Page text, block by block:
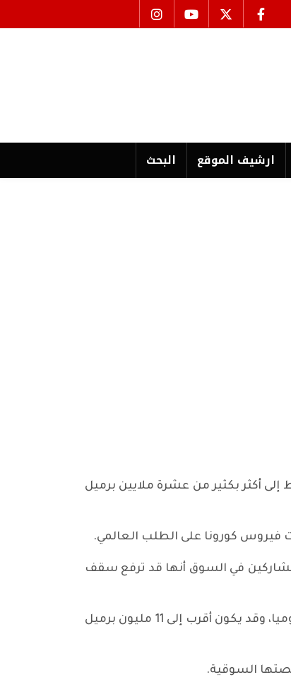
ارشیف الموقع البحث
إلى أكثر بكثير من عشرة ملايين برميل
فيروس كورونا على الطلب العالمي.
في السوق أنها قد ترفع سقف
من جهتها، ذكرت مصادر لرويترز أن إنتاج السعودية في نيسان المقبل سيزيد كثيرا على عشرة ملايين برميل يوميا، وقد يكون أقرب إلى 11 مليون برميل
السوقية.